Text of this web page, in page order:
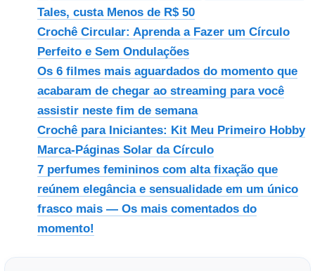
Tales, custa Menos de R$ 50
Crochê Circular: Aprenda a Fazer um Círculo
Perfeito e Sem Ondulações
Os 6 filmes mais aguardados do momento que
acabaram de chegar ao streaming para você
assistir neste fim de semana
Crochê para Iniciantes: Kit Meu Primeiro Hobby
Marca-Páginas Solar da Círculo
7 perfumes femininos com alta fixação que
reúnem elegância e sensualidade em um único
frasco mais — Os mais comentados do
momento!